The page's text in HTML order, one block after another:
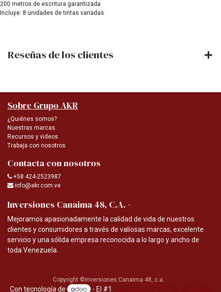
200 metros de escritura garantizada
Incluye: 8 unidades de tintas variadas
Reseñas de los clientes
Sobre Grupo AKR
¿Quiénes somos?
Nuestras marcas
Recursos y videos
Trabaja con nosotros
Contacta con nosotros
+58 424-2523987
info@akr.com.ve
Inversiones Canaima 48, C.A. -
Mejoramos apasionadamente la calidad de vida de nuestros
clientes y consumidores a través de valiosas marcas, excelente
servicio y una sólida empresa reconocida a lo largo y ancho de
toda Venezuela.
Copyright ©Inversiones Canaima 48, c.a.
Con tecnología de - El #1